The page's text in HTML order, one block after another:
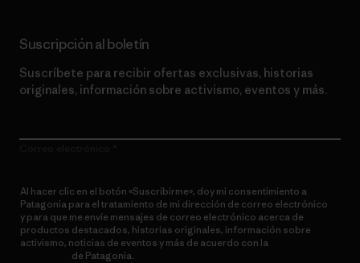
Suscripción al boletín
Suscríbete para recibir ofertas exclusivas, historias
originales, información sobre activismo, eventos y más.
Al hacer clic en el botón «Suscribirme», doy mi consentimiento a
Patagonia para el tratamiento de mi dirección de correo electrónico
y para que me envíe mensajes de correo electrónico acerca de
productos destacados, historias originales, información sobre
activismo, noticias de eventos y más de acuerdo con la
de Patagonia.